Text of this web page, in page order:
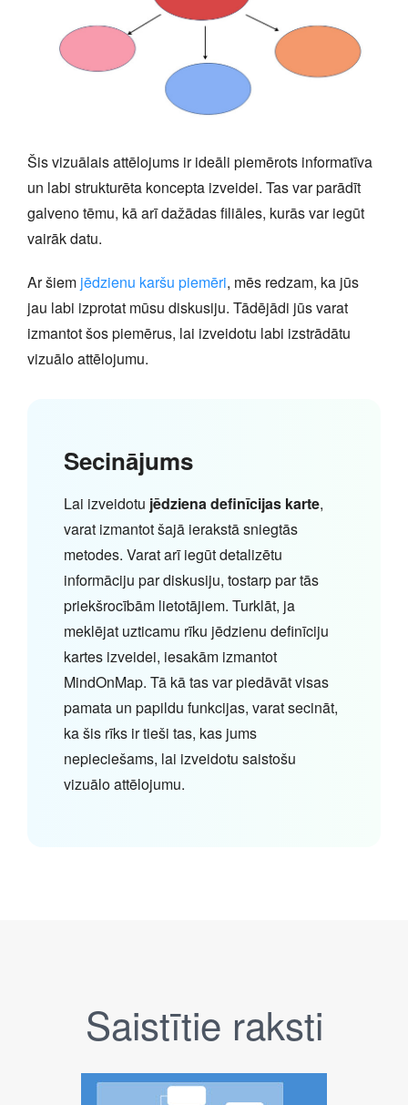
Šis vizuālais attēlojums ir ideāli piemērots informatīva
un labi strukturēta koncepta izveidei. Tas var parādīt
galveno tēmu, kā arī dažādas filiāles, kurās var iegūt
vairāk datu.
Ar šiem jēdzienu karšu piemēri, mēs redzam, ka jūs
jau labi izprotat mūsu diskusiju. Tādējādi jūs varat
izmantot šos piemērus, lai izveidotu labi izstrādātu
vizuālo attēlojumu.
Secinājums
Lai izveidotu jēdziena definīcijas karte,
varat izmantot šajā ierakstā sniegtās
metodes. Varat arī iegūt detalizētu
informāciju par diskusiju, tostarp par tās
priekšrocībām lietotājiem. Turklāt, ja
meklējat uzticamu rīku jēdzienu definīciju
kartes izveidei, iesakām izmantot
MindOnMap. Tā kā tas var piedāvāt visas
pamata un papildu funkcijas, varat secināt,
ka šis rīks ir tieši tas, kas jums
nepieciešams, lai izveidotu saistošu
vizuālo attēlojumu.
Saistītie raksti